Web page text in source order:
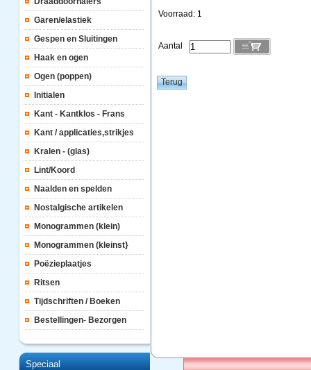
Garen/elastiek
Gespen en Sluitingen
Haak en ogen
Ogen (poppen)
Initialen
Kant - Kantklos - Frans
Kant / applicaties,strikjes
Kralen - (glas)
Lint/Koord
Naalden en spelden
Nostalgische artikelen
Monogrammen (klein)
Monogrammen (kleinst}
Poëzieplaatjes
Ritsen
Tijdschriften / Boeken
Bestellingen- Bezorgen
Speciaal
Voorraad: 1
Aantal